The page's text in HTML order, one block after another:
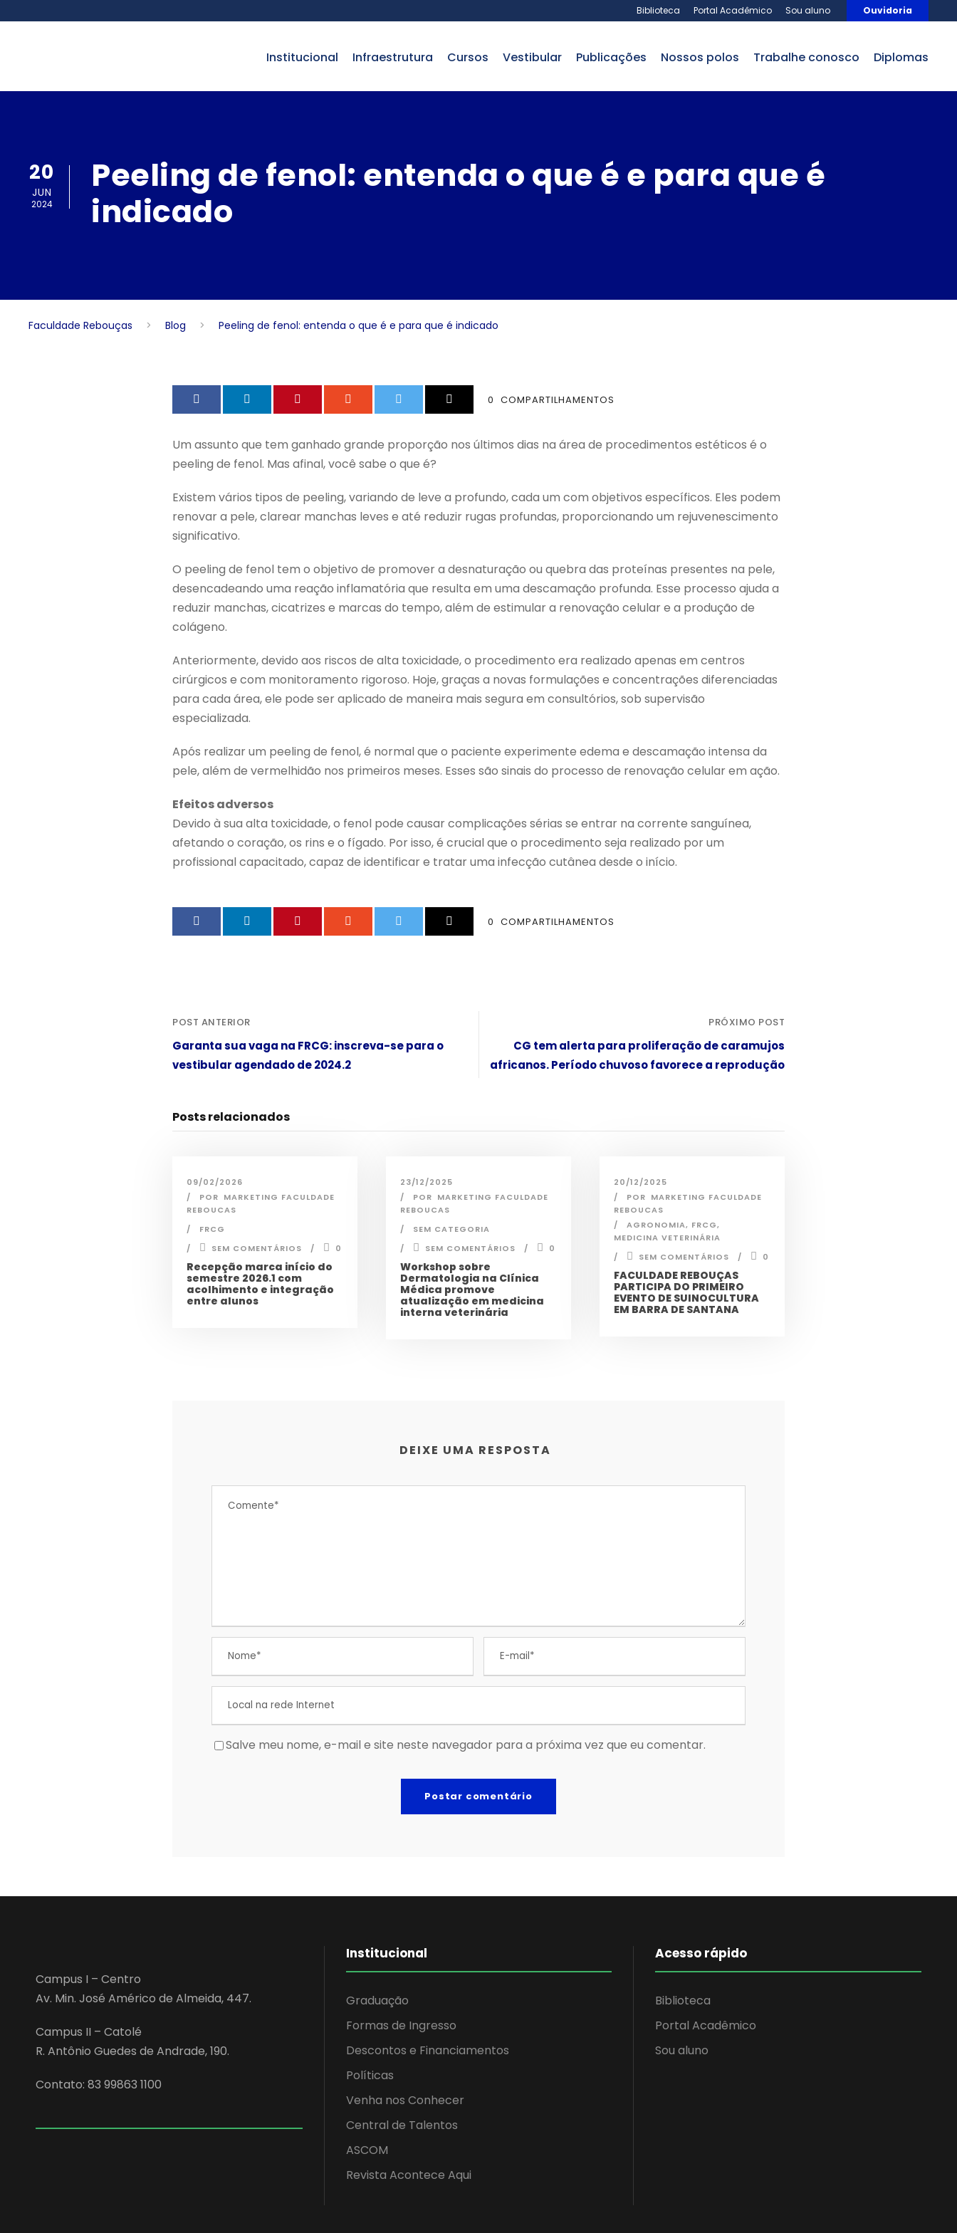
Biblioteca Portal Acadêmico Sou aluno Ouvidoria
institucional infraestrutura cursos vestibular publicações nossos polos trabalhe conosco Diplomas
20
JUN
2024
Peeling de fenol: entenda o que é e para que é
indicado
Faculdade Rebouças > Blog > Peeling de fenol: entenda o que é e para que é indicado
0 COMPARTILHAMENTOS
Um assunto que tem ganhado grande proporção nos últimos dias na área de procedimentos estéticos é o
peeling de fenol. Mas afinal, você sabe o que é?
Existem vários tipos de peeling, variando de leve a profundo, cada um com objetivos específicos. Eles podem
renovar a pele, clarear manchas leves e até reduzir rugas profundas, proporcionando um rejuvenescimento
significativo.
O peeling de fenol tem o objetivo de promover a desnaturação ou quebra das proteínas presentes na pele,
desencadeando uma reação inflamatória que resulta em uma descamação profunda. Esse processo ajuda a
reduzir manchas, cicatrizes e marcas do tempo, além de estimular a renovação celular e a produção de
colágeno.
Anteriormente, devido aos riscos de alta toxicidade, o procedimento era realizado apenas em centros
cirúrgicos e com monitoramento rigoroso. Hoje, graças a novas formulações e concentrações diferenciadas
para cada área, ele pode ser aplicado de maneira mais segura em consultórios, sob supervisão
especializada.
Após realizar um peeling de fenol, é normal que o paciente experimente edema e descamação intensa da
pele, além de vermelhidão nos primeiros meses. Esses são sinais do processo de renovação celular em ação.
Efeitos adversos
Devido à sua alta toxicidade, o fenol pode causar complicações sérias se entrar na corrente sanguínea,
afetando o coração, os rins e o fígado. Por isso, é crucial que o procedimento seja realizado por um
profissional capacitado, capaz de identificar e tratar uma infecção cutânea desde o início.
0 COMPARTILHAMENTOS
POST ANTERIOR
Garanta sua vaga na FRCG: inscreva-se para o
vestibular agendado de 2024.2
PRÓXIMO POST
CG tem alerta para proliferação de caramujos
africanos. Período chuvoso favorece a reprodução
Posts relacionados
09/02/2026
POR MARKETING FACULDADE
REBOUCAS
FRCG
SEM COMENTÁRIOS
0
Recepção marca início do
semestre 2026.1 com
acolhimento e integração
entre alunos
23/12/2025
POR MARKETING FACULDADE
REBOUCAS
SEM CATEGORIA
SEM COMENTÁRIOS
0
Workshop sobre
Dermatologia na Clínica
Médica promove
atualização em medicina
interna veterinária
20/12/2025
POR MARKETING FACULDADE
REBOUCAS
AGRONOMIA, FRCG,
MEDICINA VETERINÁRIA
SEM COMENTÁRIOS
0
FACULDADE REBOUÇAS
PARTICIPA DO PRIMEIRO
EVENTO DE SUINOCULTURA
EM BARRA DE SANTANA
DEIXE UMA RESPOSTA
Salve meu nome, e-mail e site neste navegador para a próxima vez que eu comentar.
Campus I – Centro
Av. Min. José Américo de Almeida, 447.
Campus II – Catolé
R. Antônio Guedes de Andrade, 190.
Contato: 83 99863 1100
Institucional
Graduação
Formas de Ingresso
Descontos e Financiamentos
Políticas
Venha nos Conhecer
Central de Talentos
ASCOM
Revista Acontece Aqui
Acesso rápido
Biblioteca
Portal Acadêmico
Sou aluno